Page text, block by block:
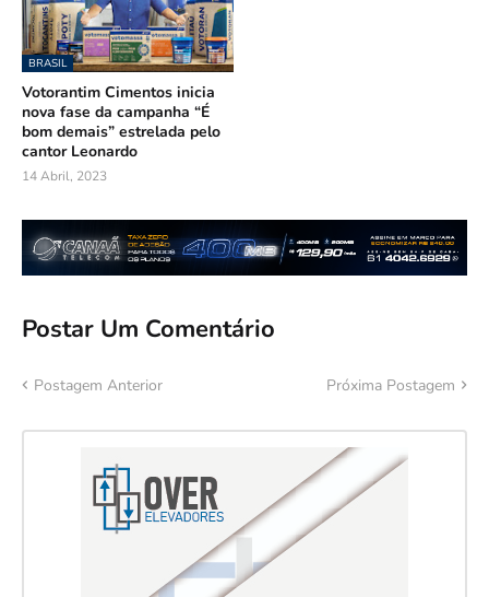
BRASIL
Votorantim Cimentos inicia
nova fase da campanha “É
bom demais” estrelada pelo
cantor Leonardo
14 Abril, 2023
Postar Um Comentário
Postagem Anterior Próxima Postagem